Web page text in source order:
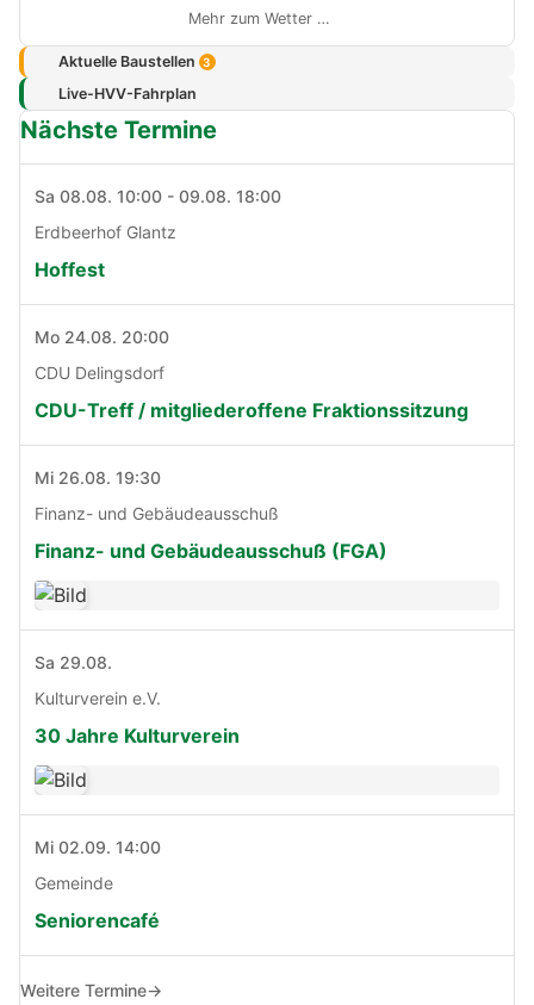
Mehr zum Wetter …
Aktuelle Baustellen 3
Live-HVV-Fahrplan
Nächste Termine
Sa 08.08. 10:00 - 09.08. 18:00
Erdbeerhof Glantz
Hoffest
Mo 24.08. 20:00
CDU Delingsdorf
CDU-Treff / mitgliederoffene Fraktionssitzung
Mi 26.08. 19:30
Finanz- und Gebäudeausschuß
Finanz- und Gebäudeausschuß (FGA)
Sa 29.08.
Kulturverein e.V.
30 Jahre Kulturverein
Mi 02.09. 14:00
Gemeinde
Seniorencafé
Weitere Termine→